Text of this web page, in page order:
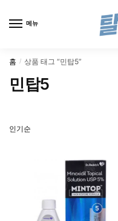
메뉴
홈 / 상품 태그 “민탑5”
민탑5